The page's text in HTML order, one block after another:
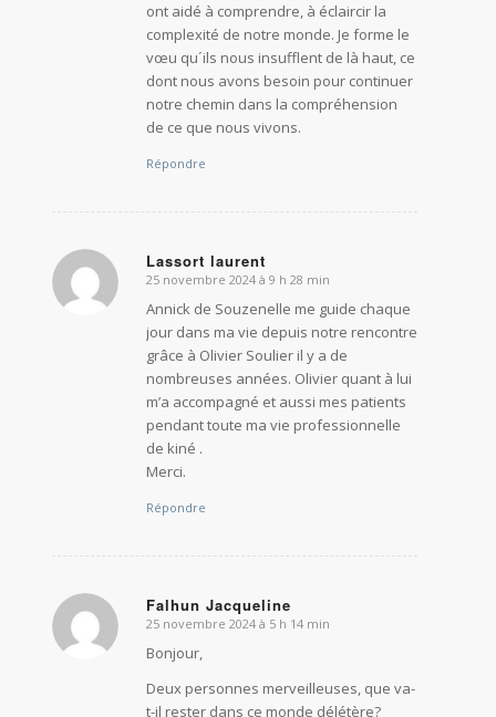
ont aidé à comprendre, à éclaircir la
complexité de notre monde. Je forme le
vœu qu´ils nous insufflent de là haut, ce
dont nous avons besoin pour continuer
notre chemin dans la compréhension
de ce que nous vivons.
Répondre
Lassort laurent
dit
:
25 novembre 2024 à 9 h 28 min
Annick de Souzenelle me guide chaque
jour dans ma vie depuis notre rencontre
grâce à Olivier Soulier il y a de
nombreuses années. Olivier quant à lui
m’a accompagné et aussi mes patients
pendant toute ma vie professionnelle
de kiné .
Merci.
Répondre
Falhun Jacqueline
dit
:
25 novembre 2024 à 5 h 14 min
Bonjour,
Deux personnes merveilleuses, que va-
t-il rester dans ce monde délétère?